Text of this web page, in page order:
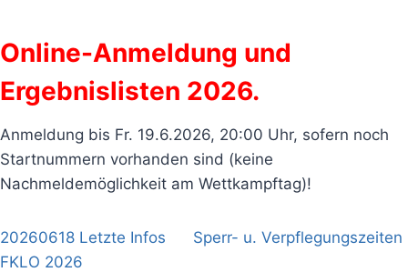
Online-Anmeldung und
Ergebnislisten 2026.
Anmeldung bis Fr. 19.6.2026, 20:00 Uhr, sofern noch
Startnummern vorhanden sind (keine
Nachmeldemöglichkeit am Wettkampftag)!
20260618 Letzte Infos Sperr- u. Verpflegungszeiten
FKLO 2026